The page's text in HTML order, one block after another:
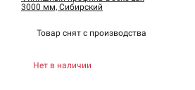
3000 мм, Сибирский
Товар снят с производства
Нет в наличии